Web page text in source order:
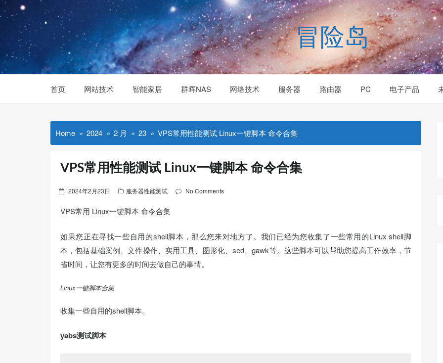
Skip
to
content
冒险岛
首页 网站技术 智能家居 群晖NAS 网络技术 服务器 路由器 PC 电子产品
Home 2024 2 月 23 VPS常用性能测试 Linux一键脚本 命令合集
VPS常用性能测试 Linux一键脚本 命令合集
Posted
2024年2月23日 服务器性能测试 No Comments
VPS常用 Linux一键脚本 命令合集
如果您正在寻找一些自用的shell脚本，那么您来对地方了。我们已经为您收集了一些常用的Linux shell脚
本，包括基础案例、文件操作、实用工具、图形化、sed、gawk等。这些脚本可以帮助您提高工作效率，节
省时间，让您有更多的时间去做自己的事情。
Linux一键脚本合集
收集一些自用的shell脚本。
yabs测试脚本